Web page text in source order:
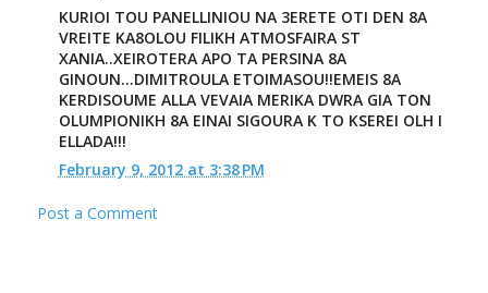
KURIOI TOU PANELLINIOU NA 3ERETE OTI DEN 8A
VREITE KA8OLOU FILIKH ATMOSFAIRA ST
XANIA..XEIROTERA APO TA PERSINA 8A
GINOUN...DIMITROULA ETOIMASOU!!EMEIS 8A
KERDISOUME ALLA VEVAIA MERIKA DWRA GIA TON
OLUMPIONIKH 8A EINAI SIGOURA K TO KSEREI OLH I
ELLADA!!!
February 9, 2012 at 3:38 PM
Post a Comment